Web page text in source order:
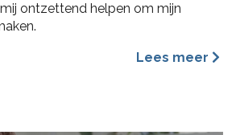
ontzettend helpen om mijn
Lees meer